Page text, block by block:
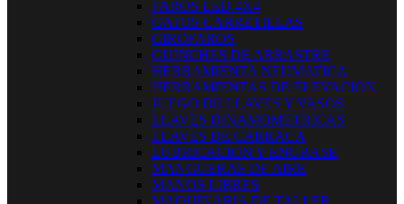
FAROS LED 4X4
GATOS CARRETILLAS
GIROFAROS
GUINCHES DE ARRASTRE
HERRAMIENTA NEUMATICA
HERRAMIENTAS DE ELEVACION
JUEGO DE LLAVES Y VASOS
LLAVES DINAMOMETRICAS
LLAVES DE CARRACA
LUBRICACION Y ENGRASE
MANGUERAS DE AIRE
MANOS LIBRES
MAQUINARIA DE TALLER